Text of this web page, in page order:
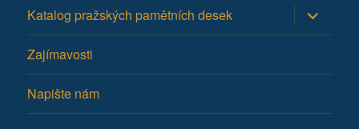
Katalog pražských pamětních desek Zobrazit
položky
Zajímavosti
Napište nám